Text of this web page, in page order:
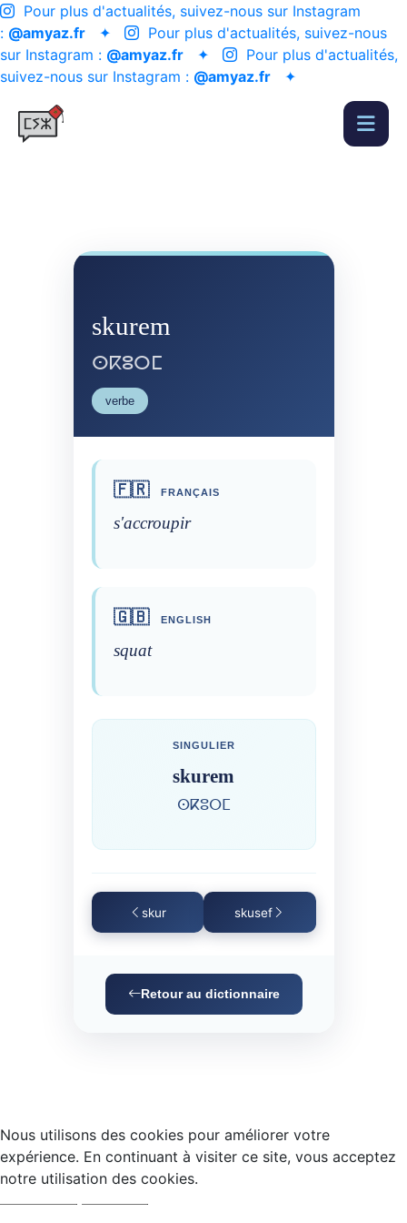
Pour plus d'actualités, suivez-nous sur Instagram
: @amyaz.fr ✦
Pour plus d'actualités, suivez-nous
sur Instagram : @amyaz.fr ✦
Pour plus d'actualités,
suivez-nous sur Instagram : @amyaz.fr ✦
skurem
ⵙⴽⵓⵔⵎ
verbe
🇫🇷 FRANÇAIS
s'accroupir
🇬🇧 ENGLISH
squat
SINGULIER
skurem
ⵙⴽⵓⵔⵎ
skur skusef
Retour au dictionnaire
Nous utilisons des cookies pour améliorer votre
expérience. En continuant à visiter ce site, vous acceptez
notre utilisation des cookies.